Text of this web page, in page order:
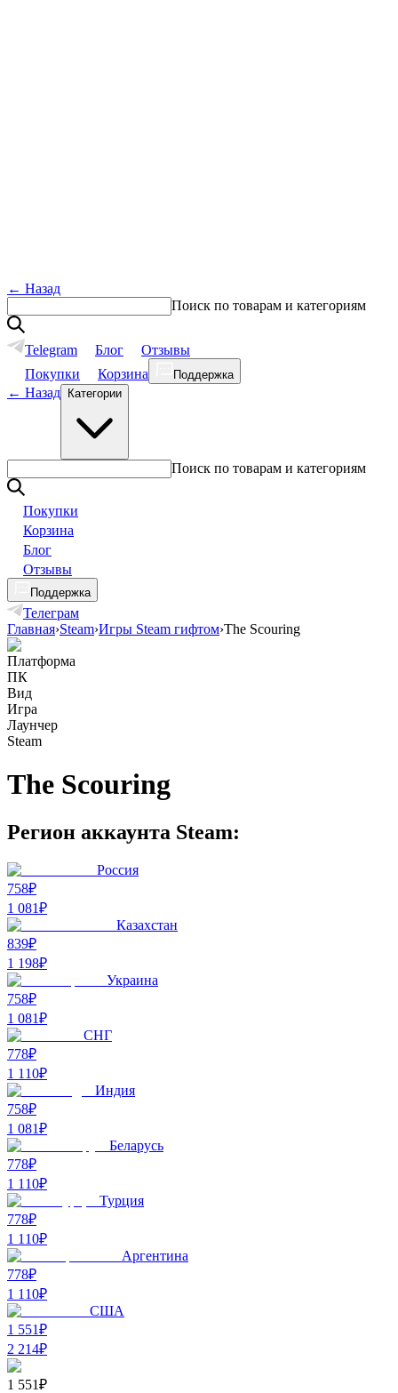
← Назад
Поиск по товарам и категориям
Telegram Блог
Отзывы
Покупки
Корзина Поддержка
← Назад Категории
Поиск по товарам и категориям
Покупки
Корзина
Блог
Отзывы
Поддержка
Телеграм
Главная›Steam›Игры Steam гифтом›The Scouring
Платформа
ПК
Вид
Игра
Лаунчер
Steam
The Scouring
Регион аккаунта Steam:
Россия
758₽
1 081₽
Казахстан
839₽
1 198₽
Украина
758₽
1 081₽
СНГ
778₽
1 110₽
Индия
758₽
1 081₽
Беларусь
778₽
1 110₽
Турция
778₽
1 110₽
Аргентина
778₽
1 110₽
США
1 551₽
2 214₽
1 551₽